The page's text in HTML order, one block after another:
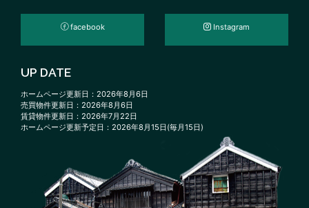
facebook Instagram
UP DATE
ホームページ更新日：2026年8月6日
売買物件更新日：2026年8月6日
賃貸物件更新日：2026年7月22日
ホームページ更新予定日：2026年8月15日(毎月15日)